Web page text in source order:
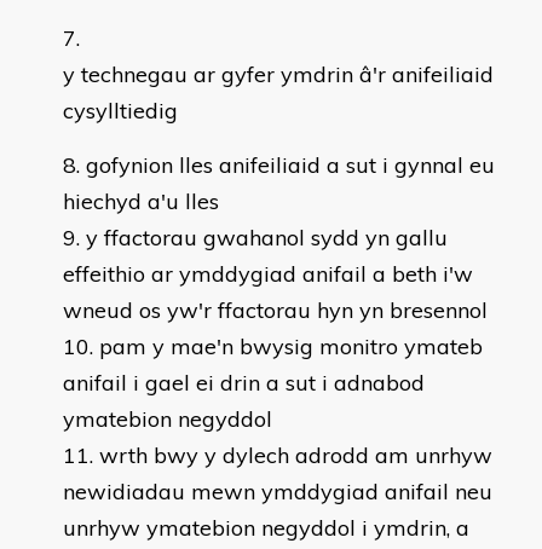
y technegau ar gyfer ymdrin â'r anifeiliaid
cysylltiedig
gofynion lles anifeiliaid a sut i gynnal eu
hiechyd a'u lles
y ffactorau gwahanol sydd yn gallu
effeithio ar ymddygiad anifail a beth i'w
wneud os yw'r ffactorau hyn yn bresennol
pam y mae'n bwysig monitro ymateb
anifail i gael ei drin a sut i adnabod
ymatebion negyddol
wrth bwy y dylech adrodd am unrhyw
newidiadau mewn ymddygiad anifail neu
unrhyw ymatebion negyddol i ymdrin, a